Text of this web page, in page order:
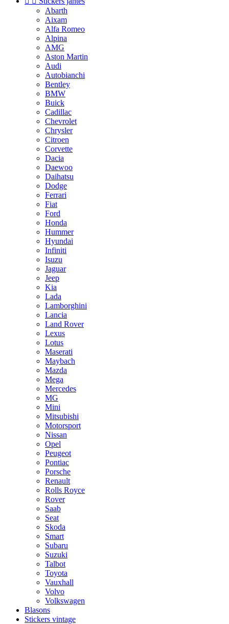
Abarth
Aixam
Alfa Romeo
Alpina
AMG
Aston Martin
Audi
Autobianchi
Bentley
BMW
Buick
Cadillac
Chevrolet
Chrysler
Citroen
Corvette
Dacia
Daewoo
Daihatsu
Dodge
Ferrari
Fiat
Ford
Honda
Hummer
Hyundai
Infiniti
Isuzu
Jaguar
Jeep
Kia
Lada
Lamborghini
Lancia
Land Rover
Lexus
Lotus
Maserati
Maybach
Mazda
Mega
Mercedes
MG
Mini
Mitsubishi
Motorsport
Nissan
Opel
Peugeot
Pontiac
Porsche
Renault
Rolls Royce
Rover
Saab
Seat
Skoda
Smart
Subaru
Suzuki
Talbot
Toyota
Vauxhall
Volvo
Volkswagen
Blasons
Stickers vintage